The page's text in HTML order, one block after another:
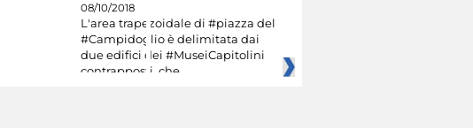
08/10/2018
L'area trapezoidale di #piazza del
#Campidoglio è delimitata dai
due edifici dei #MuseiCapitolini
contrapposti, che